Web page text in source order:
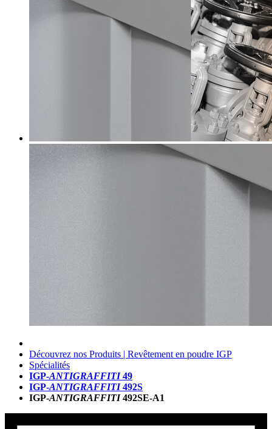
Découvrez nos Produits | Revêtement en poudre IGP
Spécialités
IGP-ANTIGRAFFITI49
IGP-ANTIGRAFFITI492S
IGP-ANTIGRAFFITI492SE-A1